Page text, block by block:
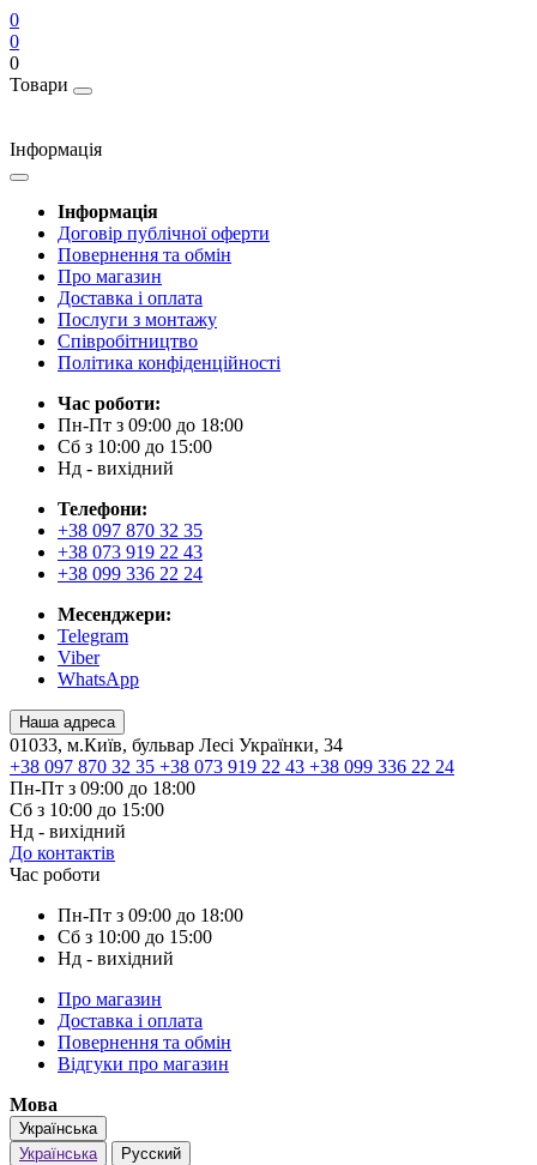
0
0
0
Товари
Інформація
Інформація
Договір публічної оферти
Повернення та обмін
Про магазин
Доставка і оплата
Послуги з монтажу
Співробітництво
Політика конфіденційності
Час роботи:
Пн-Пт з 09:00 до 18:00
Сб з 10:00 до 15:00
Нд - вихідний
Телефони:
+38 097 870 32 35
+38 073 919 22 43
+38 099 336 22 24
Месенджери:
Telegram
Viber
WhatsApp
Наша адреса
01033, м.Київ, бульвар Лесі Українки, 34
+38 097 870 32 35 +38 073 919 22 43 +38 099 336 22 24
Пн-Пт з 09:00 до 18:00
Сб з 10:00 до 15:00
Нд - вихідний
До контактів
Час роботи
Пн-Пт з 09:00 до 18:00
Сб з 10:00 до 15:00
Нд - вихідний
Про магазин
Доставка і оплата
Повернення та обмін
Відгуки про магазин
Мова
Українська
Українська
Русский